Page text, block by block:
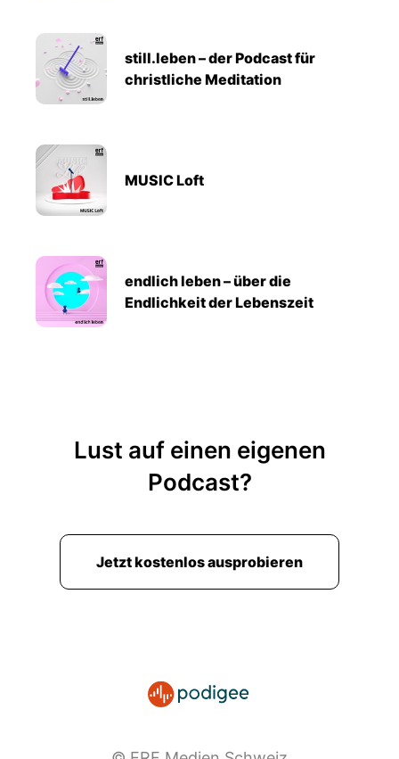
still.leben – der Podcast für
christliche Meditation
MUSIC Loft
endlich leben – über die
Endlichkeit der Lebenszeit
Lust auf einen eigenen
Podcast?
Jetzt kostenlos ausprobieren